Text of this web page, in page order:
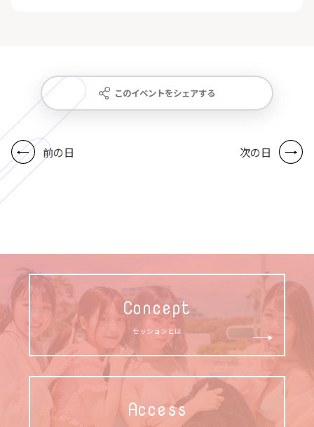
このイベントをシェアする
前の日 次の日
Concept
セッションとは
Access